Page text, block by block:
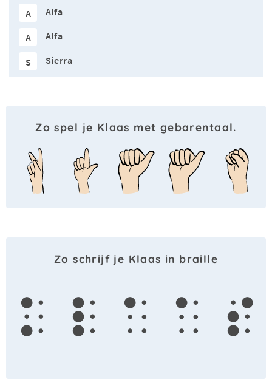
A Alfa
A Alfa
S Sierra
Zo spel je Klaas met gebarentaal.
Zo schrijf je Klaas in braille
k l a a s